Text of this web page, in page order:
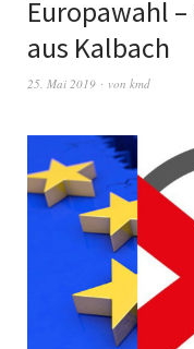
Europawahl
aus Kalbach
25. Mai 2019 von kmd